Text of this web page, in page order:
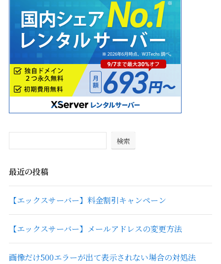
検索
最近の投稿
【エックスサーバー】料金割引キャンペーン
【エックスサーバー】メールアドレスの変更方法
画像だけ500エラーが出て表示されない場合の対処法